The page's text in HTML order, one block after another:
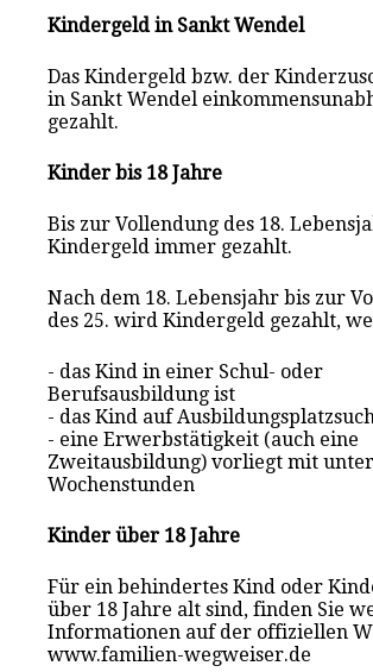
Kindergeld in Sankt Wendel
Das Kindergeld bzw. der
in Sankt Wendel
gezahlt.
Kinder bis 18 Jahre
Bis zur Vollendung des 18.
Kindergeld immer gezahlt.
Nach dem 18. Lebensjahr bis zur
des 25. wird Kindergeld gezahlt,
- das Kind in einer Schul- oder
Berufsausbildung ist
- das Kind auf
- eine Erwerbstätigkeit (auch eine
Zweitausbildung) vorliegt mit
Wochenstunden
Kinder über 18 Jahre
Für ein behindertes Kind oder
über 18 Jahre alt sind, finden Sie
Informationen auf der offiziellen
www.familien-wegweiser.de